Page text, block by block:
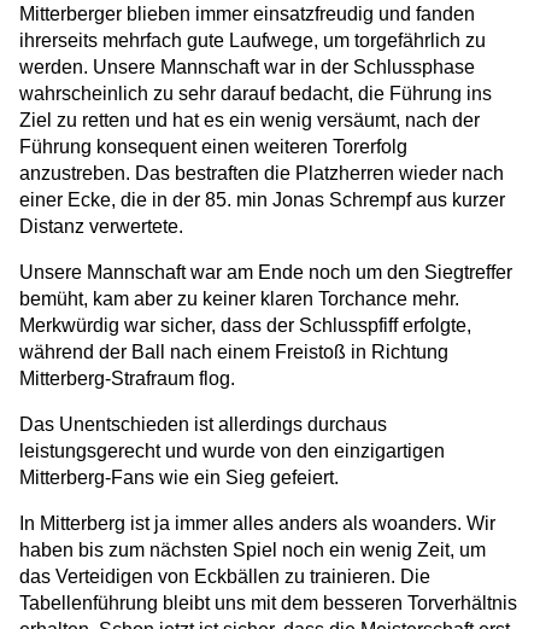
Mitterberger blieben immer einsatzfreudig und fanden
ihrerseits mehrfach gute Laufwege, um torgefährlich zu
werden. Unsere Mannschaft war in der Schlussphase
wahrscheinlich zu sehr darauf bedacht, die Führung ins
Ziel zu retten und hat es ein wenig versäumt, nach der
Führung konsequent einen weiteren Torerfolg
anzustreben. Das bestraften die Platzherren wieder nach
einer Ecke, die in der 85. min Jonas Schrempf aus kurzer
Distanz verwertete.
Unsere Mannschaft war am Ende noch um den Siegtreffer
bemüht, kam aber zu keiner klaren Torchance mehr.
Merkwürdig war sicher, dass der Schlusspfiff erfolgte,
während der Ball nach einem Freistoß in Richtung
Mitterberg-Strafraum flog.
Das Unentschieden ist allerdings durchaus
leistungsgerecht und wurde von den einzigartigen
Mitterberg-Fans wie ein Sieg gefeiert.
In Mitterberg ist ja immer alles anders als woanders. Wir
haben bis zum nächsten Spiel noch ein wenig Zeit, um
das Verteidigen von Eckbällen zu trainieren. Die
Tabellenführung bleibt uns mit dem besseren Torverhältnis